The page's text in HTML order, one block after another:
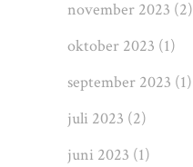
november 2023 (2)
oktober 2023 (1)
september 2023 (1)
juli 2023 (2)
juni 2023 (1)